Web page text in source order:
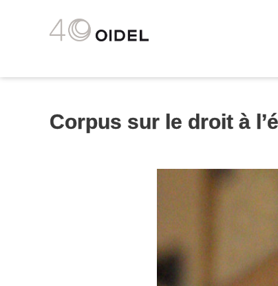
Corpus sur le droit à